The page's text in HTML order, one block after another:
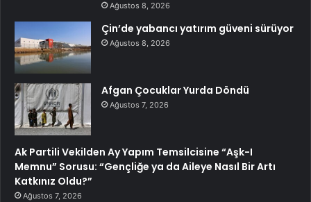
Ağustos 8, 2026
Çin’de yabancı yatırım güveni sürüyor
Ağustos 8, 2026
Afgan Çocuklar Yurda Döndü
Ağustos 7, 2026
Ak Partili Vekilden Ay Yapım Temsilcisine “Aşk-I
Memnu” Sorusu: “Gençliğe ya da Aileye Nasıl Bir Artı
Katkınız Oldu?”
Ağustos 7, 2026